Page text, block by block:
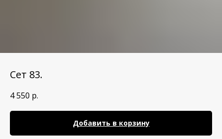
Сет 83.
4 550 р.
Добавить в корзину